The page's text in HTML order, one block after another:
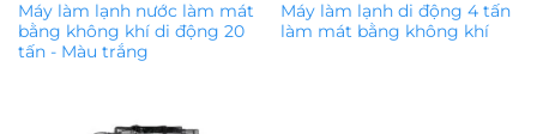
Máy làm lạnh nước làm mát
bằng không khí di động 20
tấn - Màu trắng
Máy làm lạnh di động 4 tấn
làm mát bằng không khí